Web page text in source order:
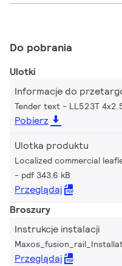
Do pobrania
Ulotki
Informacje do
Tender text - LL523T
Pobierz
Ulotka produktu
Localized commercial
pdf 343.6 kB
Przeglądaj
Broszury
Instrukcje instalacji
Przeglądaj